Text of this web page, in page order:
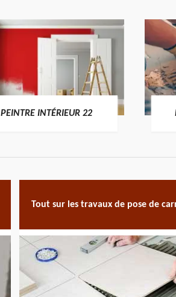
PEINTRE INTÉRIEUR 22
Tout sur les travaux de pose de